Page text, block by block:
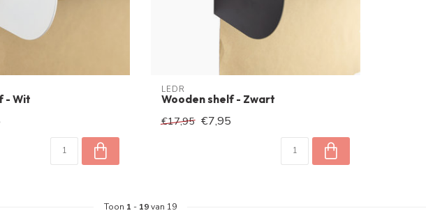
- Wit
LEDR
Wooden shelf - Zwart
€17,95 €7,95
Toon 1 - 19van 19